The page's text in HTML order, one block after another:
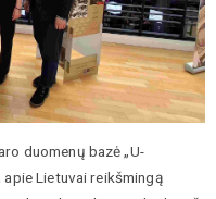
duomenų bazė „U-
Lietuvai reikšmingą